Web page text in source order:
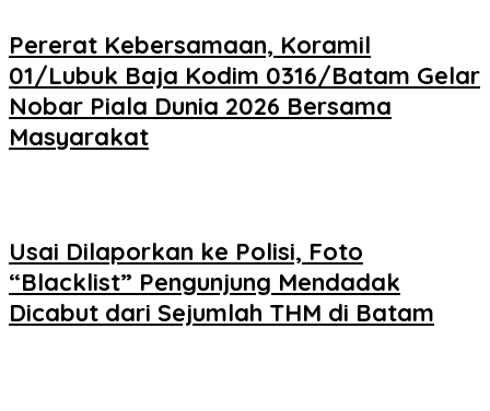
Pererat Kebersamaan, Koramil
01/Lubuk Baja Kodim 0316/Batam Gelar
Nobar Piala Dunia 2026 Bersama
Masyarakat
Usai Dilaporkan ke Polisi, Foto
“Blacklist” Pengunjung Mendadak
Dicabut dari Sejumlah THM di Batam